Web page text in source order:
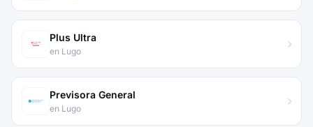
Plus Ultra
en Lugo
Previsora General
en Lugo